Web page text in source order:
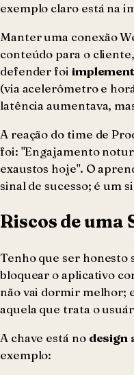
exemplo claro está na
Manter uma conexão
conteúdo para o
defender foi
(via acelerômetro e
latência aumentava,
A reação do time de
foi: "Engajamento
exaustos hoje". O
sinal de sucesso; é um
Riscos de
Tenho que ser honesto
bloquear o aplicativo
não vai dormir melhor;
aquela que trata o
A chave está no design
exemplo: